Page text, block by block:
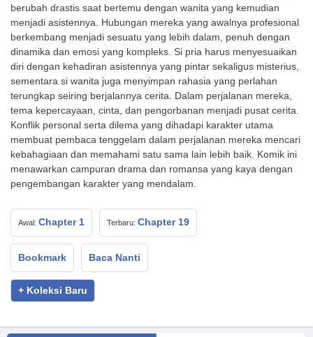
berubah drastis saat bertemu dengan wanita yang kemudian
menjadi asistennya. Hubungan mereka yang awalnya profesional
berkembang menjadi sesuatu yang lebih dalam, penuh dengan
dinamika dan emosi yang kompleks. Si pria harus menyesuaikan
diri dengan kehadiran asistennya yang pintar sekaligus misterius,
sementara si wanita juga menyimpan rahasia yang perlahan
terungkap seiring berjalannya cerita. Dalam perjalanan mereka,
tema kepercayaan, cinta, dan pengorbanan menjadi pusat cerita.
Konflik personal serta dilema yang dihadapi karakter utama
membuat pembaca tenggelam dalam perjalanan mereka mencari
kebahagiaan dan memahami satu sama lain lebih baik. Komik ini
menawarkan campuran drama dan romansa yang kaya dengan
pengembangan karakter yang mendalam.
Awal: Chapter 1 Terbaru: Chapter 19
Bookmark Baca Nanti
+ Koleksi Baru